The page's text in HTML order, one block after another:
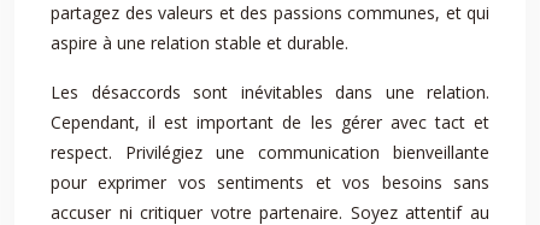
partagez des valeurs et des passions communes, et qui
aspire à une relation stable et durable.
Les désaccords sont inévitables dans une relation.
Cependant, il est important de les gérer avec tact et
respect. Privilégiez une communication bienveillante
pour exprimer vos sentiments et vos besoins sans
accuser ni critiquer votre partenaire. Soyez attentif au